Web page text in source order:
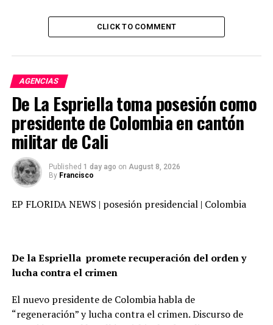
no en diferentes frentes como lo hacen los grupos
guerrilleros.
voladura de un oleoducto en Colombia /estrategia
,observemos la gran diferencia entre terrorismo y
guerrilla.
El terrorismo es el método de impartir el terror o el
miedo a través de la violencia o de la amenaza de
CLICK TO COMMENT
AGENCIAS
De La Espriella toma posesión como
presidente de Colombia en cantón
militar de Cali
Published 1 day ago on August 8, 2026
By Francisco
EP FLORIDA NEWS | posesión presidencial | Colombia
De la Espriella promete recuperación del orden y
lucha contra el crimen
El nuevo presidente de Colombia habla de
“regeneración” y lucha contra el crimen. Discurso de